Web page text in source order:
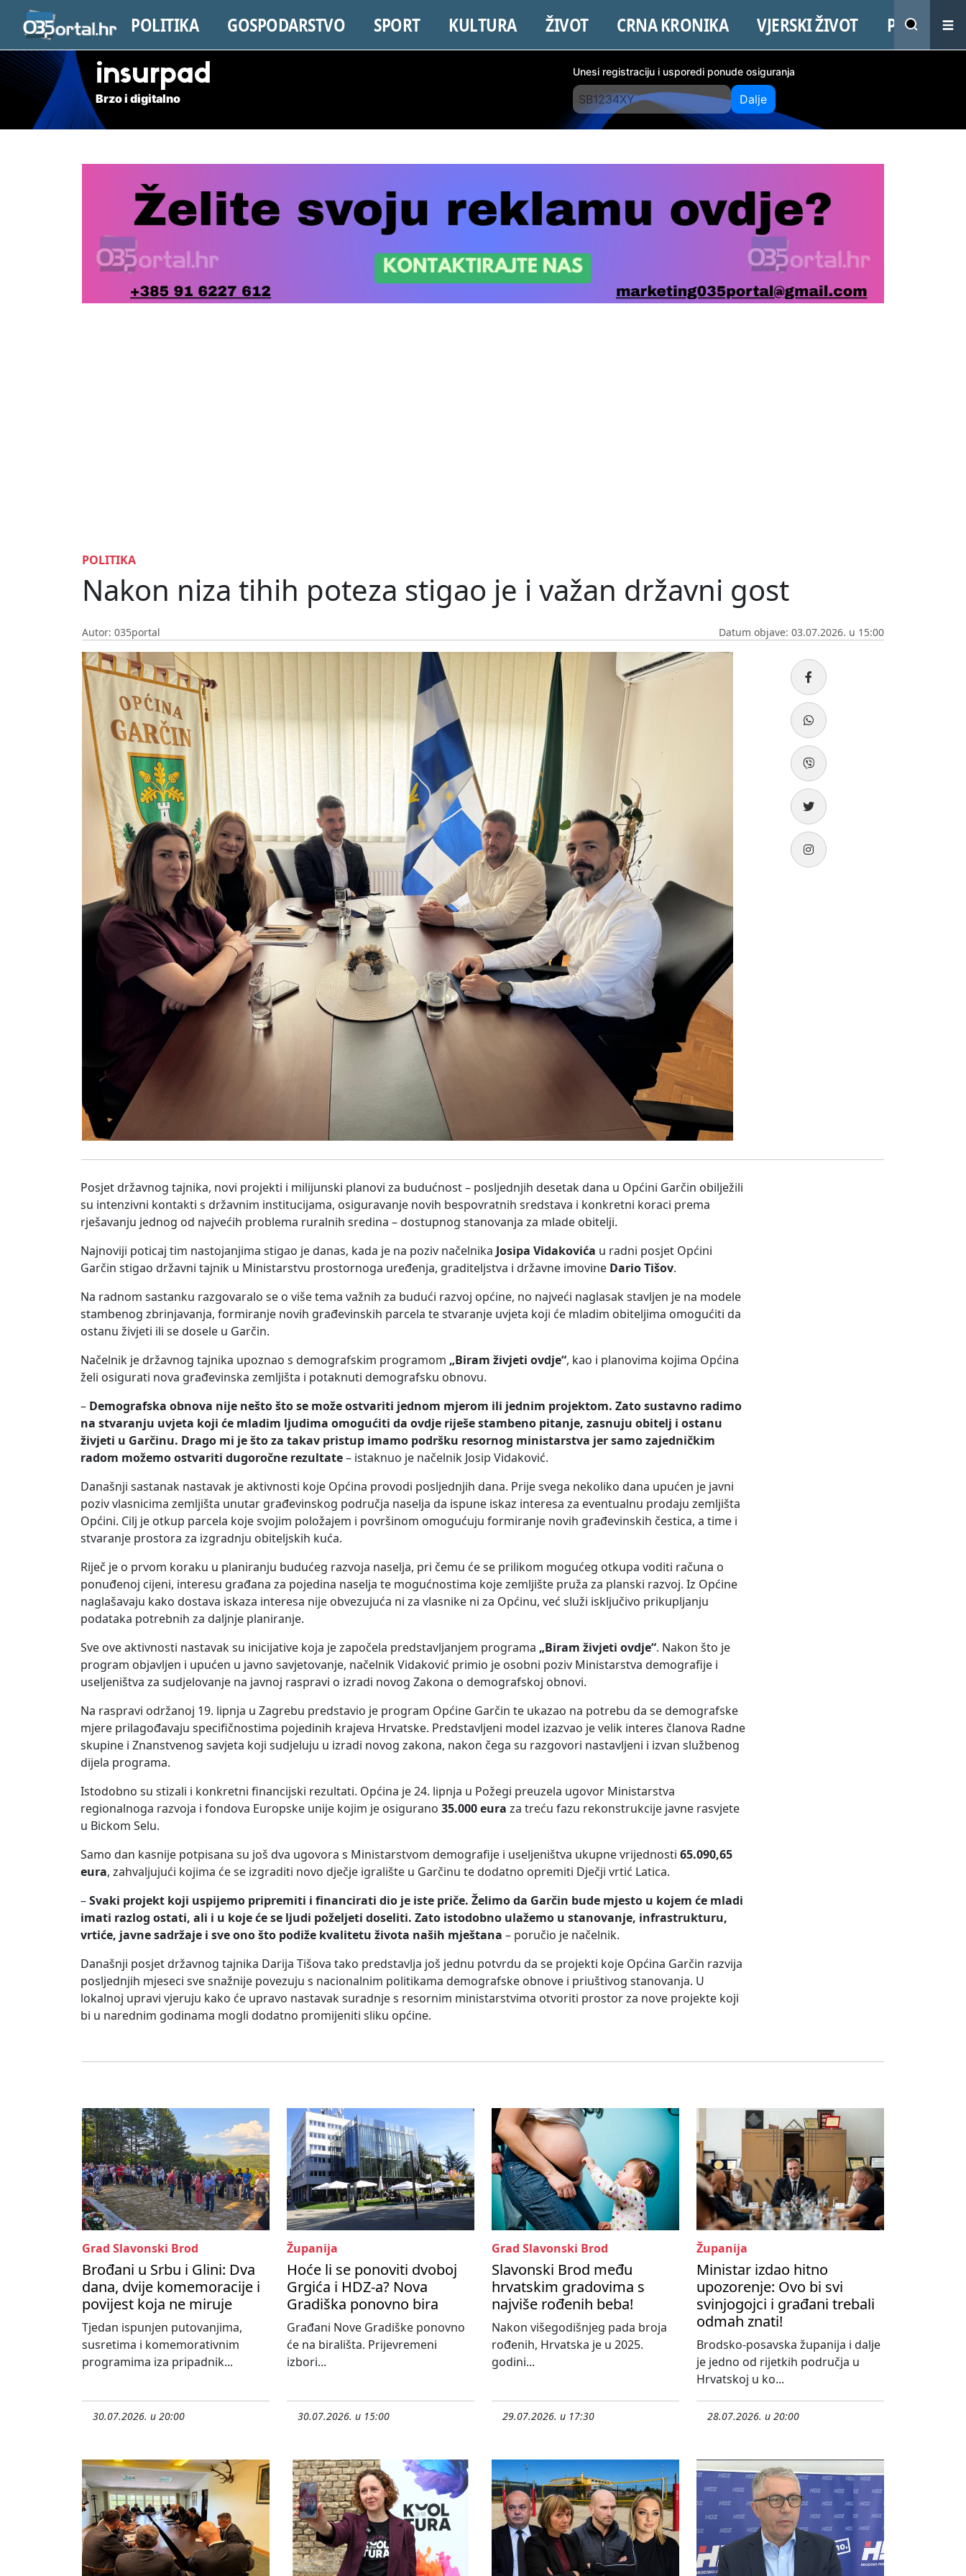
POLITIKA GOSPODARSTVO SPORT KULTURA ŽIVOT CRNA KRONIKA VJERSKI ŽIVOT PROMO
insurpad
Brzo i digitalno
Unesi registraciju i usporedi ponude osiguranja
Dalje
POLITIKA
Nakon niza tihih poteza stigao je i važan državni gost
Autor: 035portal Datum objave: 03.07.2026. u 15:00
Posjet državnog tajnika, novi projekti i milijunski planovi za budućnost – posljednjih desetak dana u Općini Garčin obilježili
su intenzivni kontakti s državnim institucijama, osiguravanje novih bespovratnih sredstava i konkretni koraci prema
rješavanju jednog od najvećih problema ruralnih sredina – dostupnog stanovanja za mlade obitelji.
Najnoviji poticaj tim nastojanjima stigao je danas, kada je na poziv načelnika Josipa Vidakovića u radni posjet Općini
Garčin stigao državni tajnik u Ministarstvu prostornoga uređenja, graditeljstva i državne imovine Dario Tišov.
Na radnom sastanku razgovaralo se o više tema važnih za budući razvoj općine, no najveći naglasak stavljen je na modele
stambenog zbrinjavanja, formiranje novih građevinskih parcela te stvaranje uvjeta koji će mladim obiteljima omogućiti da
ostanu živjeti ili se dosele u Garčin.
Načelnik je državnog tajnika upoznao s demografskim programom „Biram živjeti ovdje“, kao i planovima kojima Općina
želi osigurati nova građevinska zemljišta i potaknuti demografsku obnovu.
– Demografska obnova nije nešto što se može ostvariti jednom mjerom ili jednim projektom. Zato sustavno radimo
na stvaranju uvjeta koji će mladim ljudima omogućiti da ovdje riješe stambeno pitanje, zasnuju obitelj i ostanu
živjeti u Garčinu. Drago mi je što za takav pristup imamo podršku resornog ministarstva jer samo zajedničkim
radom možemo ostvariti dugoročne rezultate– istaknuo je načelnik Josip Vidaković.
Današnji sastanak nastavak je aktivnosti koje Općina provodi posljednjih dana. Prije svega nekoliko dana upućen je javni
poziv vlasnicima zemljišta unutar građevinskog područja naselja da ispune iskaz interesa za eventualnu prodaju zemljišta
Općini. Cilj je otkup parcela koje svojim položajem i površinom omogućuju formiranje novih građevinskih čestica, a time i
stvaranje prostora za izgradnju obiteljskih kuća.
Riječ je o prvom koraku u planiranju budućeg razvoja naselja, pri čemu će se prilikom mogućeg otkupa voditi računa o
ponuđenoj cijeni, interesu građana za pojedina naselja te mogućnostima koje zemljište pruža za planski razvoj. Iz Općine
naglašavaju kako dostava iskaza interesa nije obvezujuća ni za vlasnike ni za Općinu, već služi isključivo prikupljanju
podataka potrebnih za daljnje planiranje.
Sve ove aktivnosti nastavak su inicijative koja je započela predstavljanjem programa „Biram živjeti ovdje“. Nakon što je
program objavljen i upućen u javno savjetovanje, načelnik Vidaković primio je osobni poziv Ministarstva demografije i
useljeništva za sudjelovanje na javnoj raspravi o izradi novog Zakona o demografskoj obnovi.
Na raspravi održanoj 19. lipnja u Zagrebu predstavio je program Općine Garčin te ukazao na potrebu da se demografske
mjere prilagođavaju specifičnostima pojedinih krajeva Hrvatske. Predstavljeni model izazvao je velik interes članova Radne
skupine i Znanstvenog savjeta koji sudjeluju u izradi novog zakona, nakon čega su razgovori nastavljeni i izvan službenog
dijela programa.
Istodobno su stizali i konkretni financijski rezultati. Općina je 24. lipnja u Požegi preuzela ugovor Ministarstva
regionalnoga razvoja i fondova Europske unije kojim je osigurano 35.000 eura za treću fazu rekonstrukcije javne rasvjete
u Bickom Selu.
Samo dan kasnije potpisana su još dva ugovora s Ministarstvom demografije i useljeništva ukupne vrijednosti 65.090,65
eura, zahvaljujući kojima će se izgraditi novo dječje igralište u Garčinu te dodatno opremiti Dječji vrtić Latica.
–Svaki projekt koji uspijemo pripremiti i financirati dio je iste priče. Želimo da Garčin bude mjesto u kojem će mladi
imati razlog ostati, ali i u koje će se ljudi poželjeti doseliti. Zato istodobno ulažemo u stanovanje, infrastrukturu,
vrtiće, javne sadržaje i sve ono što podiže kvalitetu života naših mještana – poručio je načelnik.
Današnji posjet državnog tajnika Darija Tišova tako predstavlja još jednu potvrdu da se projekti koje Općina Garčin razvija
posljednjih mjeseci sve snažnije povezuju s nacionalnim politikama demografske obnove i priuštivog stanovanja. U
lokalnoj upravi vjeruju kako će upravo nastavak suradnje s resornim ministarstvima otvoriti prostor za nove projekte koji
bi u narednim godinama mogli dodatno promijeniti sliku općine.
Grad Slavonski Brod
Brođani u Srbu i Glini: Dva
dana, dvije komemoracije i
povijest koja ne miruje
Tjedan ispunjen putovanjima,
susretima i komemorativnim
programima iza pripadnik...
30.07.2026. u 20:00
Županija
Hoće li se ponoviti dvoboj
Grgića i HDZ-a? Nova
Gradiška ponovno bira
Građani Nove Gradiške ponovno
će na birališta. Prijevremeni
izbori...
30.07.2026. u 15:00
Grad Slavonski Brod
Slavonski Brod među
hrvatskim gradovima s
najviše rođenih beba!
Nakon višegodišnjeg pada broja
rođenih, Hrvatska je u 2025.
godini...
29.07.2026. u 17:30
Županija
Ministar izdao hitno
upozorenje: Ovo bi svi
svinjogojci i građani trebali
odmah znati!
Brodsko-posavska županija i dalje
je jedno od rijetkih područja u
Hrvatskoj u ko...
28.07.2026. u 20:00